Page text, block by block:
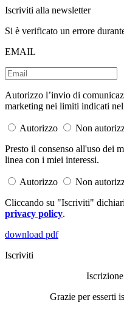
Iscriviti alla newsletter
Si è verificato un errore
EMAIL
Autorizzo l’invio di
marketing nei limiti indicati
Autorizzo
Non
Presto il consenso all'uso dei
linea con i miei interessi.
Autorizzo
Non
Cliccando su "Iscriviti"
privacy policy.
download pdf
Iscriviti
Grazie per esserti